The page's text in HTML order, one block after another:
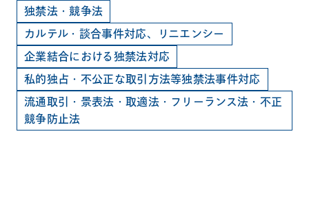
独禁法・競争法
カルテル・談合事件対応、リニエンシー
企業結合における独禁法対応
私的独占・不公正な取引方法等独禁法事件対応
流通取引・景表法・取適法・フリーランス法・不正
競争防止法